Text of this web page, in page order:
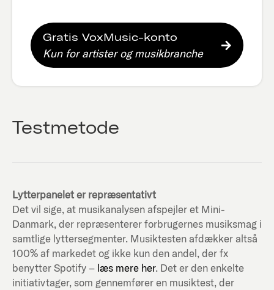
Gratis VoxMusic-konto
Kun for artister og musikbranche
Testmetode
Lytterpanelet er repræsentativt
Det vil sige, at musikanalysen afspejler et Mini-
Danmark, der repræsenterer forbrugernes musiksmag i
samtlige lyttersegmenter. Musiktesten afdækker altså
100% af markedet og ikke kun den andel, der fx
benytter Spotify – læs mere her. Det er den enkelte
initiativtager, som gennemfører en musiktest, der